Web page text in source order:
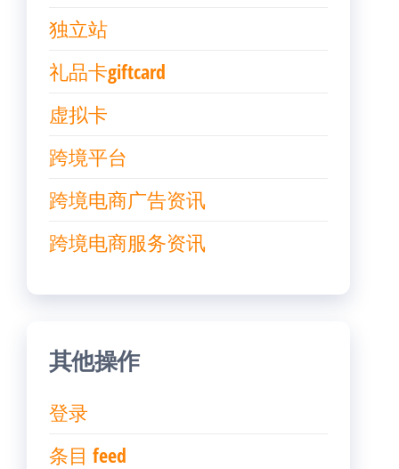
独立站
礼品卡giftcard
虚拟卡
跨境平台
跨境电商广告资讯
跨境电商服务资讯
其他操作
登录
条目 feed